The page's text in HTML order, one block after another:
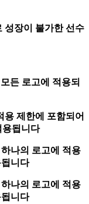
성장이 불가한 선수
든 로고에 적용되
제한에 포함되어
용됩니다
나의 로고에 적용
니다
나의 로고에 적용
니다